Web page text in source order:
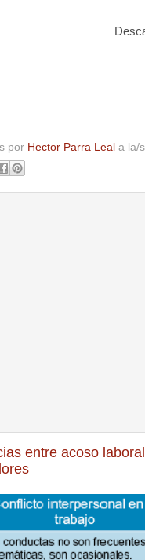
por Hector Parra Leal a la/s
entre acoso